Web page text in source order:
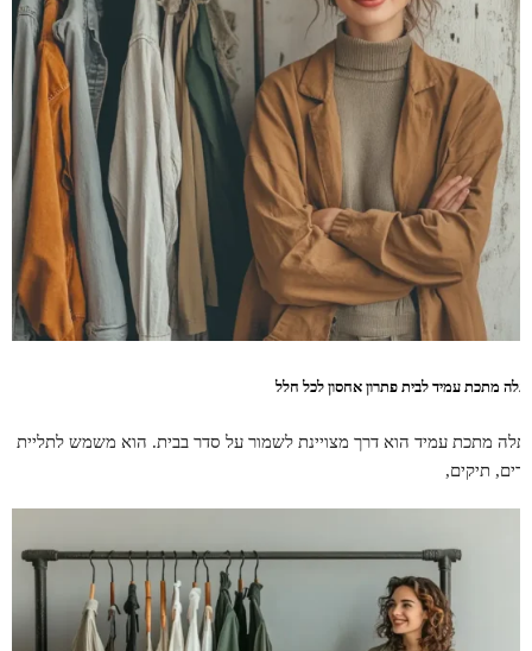
מתכת עמיד לבית פתרון אחסון לכל חלל
מתכת עמיד הוא דרך מצויינת לשמור על סדר בבית. הוא משמש לתליית
תיקים,